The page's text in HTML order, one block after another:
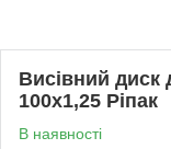
Висівний диск
100х1,25 Ріпак
В наявності